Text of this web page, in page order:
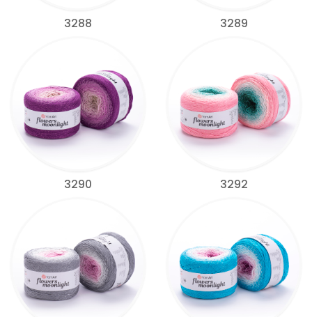
3288 3289
3290 3292